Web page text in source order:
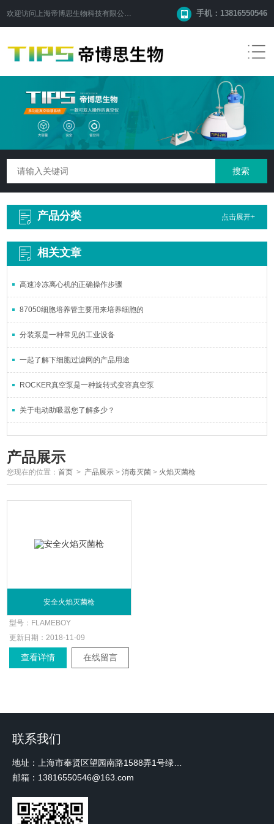
欢迎访问 上海帝博思生物科技有限公司 手机：13816550546
产品分类 点击展开+
相关文章
高速冷冻离心机的正确操作步骤
87050细胞培养管主要用来培养细胞的
分装泵是一种常见的工业设备
一起了解下细胞过滤网的产品用途
ROCKER真空泵是一种旋转式变容真空泵
关于电动助吸器您了解多少？
产品展示
您现在的位置：首页 > 产品展示 >消毒灭菌 > 火焰灭菌枪
安全火焰灭菌枪
型号： FLAMEBOY
更新日期： 2018-11-09
查看详情 在线留言
联系我们
邮箱：13816550546@163.com